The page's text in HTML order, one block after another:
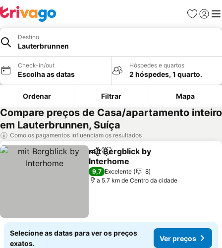
Favoritos
Iniciar
Destino
Lauterbrunnen
Check-in/out
Escolha as datas
Hóspedes e quartos
2 hóspedes, 1 quarto.
Ordenar Filtrar Mapa
Compare preços de Casa/apartamento inteiro
em Lauterbrunnen, Suíça
Como os pagamentos influenciam os resultados
PartilharAdicionar aos favoritos
mit Bergblick by
Interhome
Ver preços
9,7 Excelente
8
a 5.7 km de Centro da cidade
Selecione as datas para ver os preços
exatos.
Ver preços